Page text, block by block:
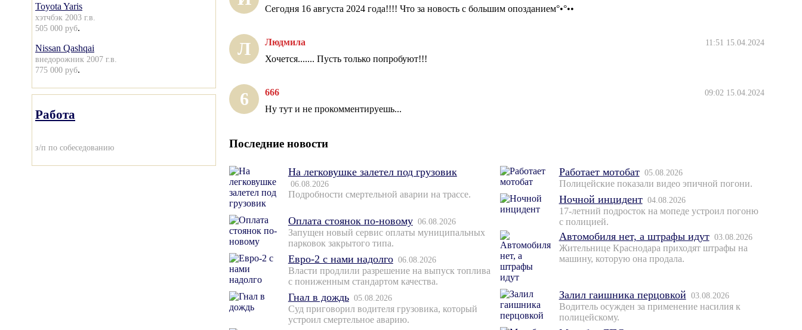
Toyota Yaris
хэтчбэк 2003 г.в.
505 000 руб.
Nissan Qashqai
внедорожник 2007 г.в.
775 000 руб.
Работа
з/п по собеседованию
Сегодня 16 августа 2024 года!!!! Что за новость с большим опозданием°•°••
Л Людмила 11:51 15.04.2024
Хочется....... Пусть только попробуют!!!
6 666 09:02 15.04.2024
Ну тут и не прокомментируешь...
Последние новости
На легковушке залетел под грузовик
06.08.2026
Подробности смертельной аварии на трассе.
Оплата стоянок по-новому 06.08.2026
Запущен новый сервис оплаты муниципальных
парковок закрытого типа.
Евро-2 с нами надолго 06.08.2026
Власти продлили разрешение на выпуск топлива
с пониженным стандартом качества.
Гнал в дождь 05.08.2026
Суд приговорил водителя грузовика, который
устроил смертельное аварию.
Работает мотобат 05.08.2026
Полицейские показали видео эпичной погони.
Ночной инцидент 04.08.2026
17-летний подросток на мопеде устроил погоню
с полицией.
Автомобиля нет, а штрафы идут 03.08.2026
Жительнице Краснодара приходят штрафы на
машину, которую она продала.
Залил гаишника перцовкой 03.08.2026
Водитель осужден за применение насилия к
полицейскому.